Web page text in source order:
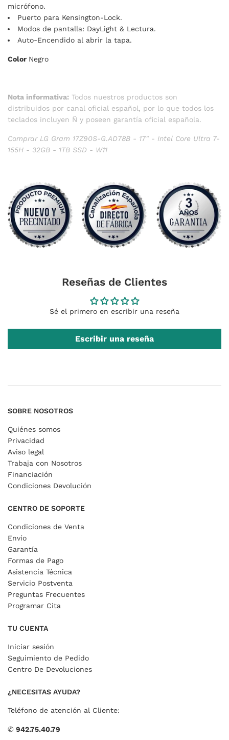
micrófono.
Puerto para Kensington-Lock.
Modos de pantalla: DayLight & Lectura.
Auto-Encendido al abrir la tapa.
Color Negro
Nota informativa: Todos nuestros productos son
distribuidos por canal oficial español, por lo que todos los
teclados incluyen Ñ y poseen garantía oficial española.
Comprar LG Gram 17Z90S-G.AD78B - 17" - Intel Core Ultra 7-
155H - 32GB - 1TB SSD - W11
Reseñas de Clientes
Sé el primero en escribir una reseña
Escribir una reseña
SOBRE NOSOTROS
Quiénes somos
Privacidad
Aviso legal
Trabaja con Nosotros
Financiación
Condiciones Devolución
CENTRO DE SOPORTE
Condiciones de Venta
Envío
Garantía
Formas de Pago
Asistencia Técnica
Servicio Postventa
Preguntas Frecuentes
Programar Cita
TU CUENTA
Iniciar sesión
Seguimiento de Pedido
Centro De Devoluciones
¿NECESITAS AYUDA?
Teléfono de atención al Cliente:
✆ 942.75.40.79